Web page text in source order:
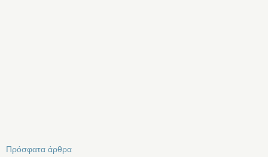
Πρόσφατα άρθρα